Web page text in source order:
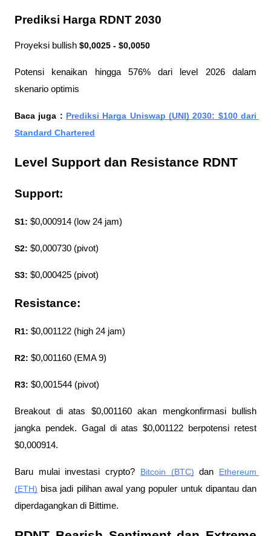
Prediksi Harga RDNT 2030
Proyeksi bullish $0,0025 - $0,0050
Potensi kenaikan hingga 576% dari level 2026 dalam
skenario optimis
Baca juga : Prediksi Harga Uniswap (UNI) 2030: $100 dari
Standard Chartered
Level Support dan Resistance RDNT
Support:
S1: $0,000914 (low 24 jam)
S2: $0,000730 (pivot)
S3: $0,000425 (pivot)
Resistance:
R1: $0,001122 (high 24 jam)
R2: $0,001160 (EMA 9)
R3: $0,001544 (pivot)
Breakout di atas $0,001160 akan mengkonfirmasi bullish
jangka pendek. Gagal di atas $0,001122 berpotensi retest
$0,000914.
Baru mulai investasi crypto? Bitcoin (BTC) dan Ethereum
(ETH) bisa jadi pilihan awal yang populer untuk dipantau dan
diperdagangkan di Bittime.